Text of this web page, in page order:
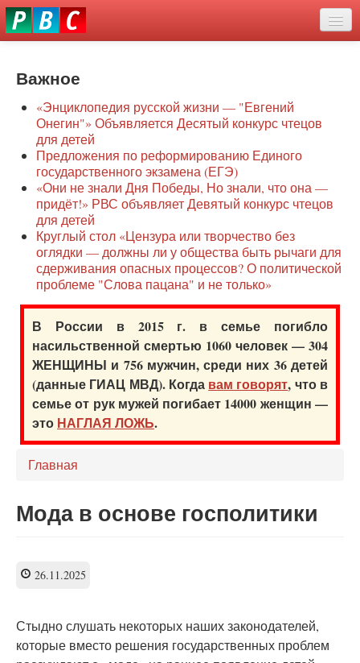
Перейти
к
О нас
Защита семей
Образование
Наше сопротивление
Регионы
Видео
Важное
«Энциклопедия русской жизни — "Евгений
Онегин"» Объявляется Десятый конкурс чтецов
для детей
Предложения по реформированию Единого
государственного экзамена (ЕГЭ)
«Они не знали Дня Победы, Но знали, что она —
придёт!» РВС объявляет Девятый конкурс чтецов
для детей
Круглый стол «Цензура или творчество без
оглядки — должны ли у общества быть рычаги для
сдерживания опасных процессов? О политической
проблеме "Слова пацана" и не только»
В России в 2015 г. в семье погибло
насильственной смертью 1060 человек — 304
ЖЕНЩИНЫ и 756 мужчин, среди них 36 детей
(данные ГИАЦ МВД). Когда вам говорят, что в
семье от рук мужей погибает 14000 женщин —
это НАГЛАЯ ЛОЖЬ.
Главная
Мода в основе госполитики
26.11.2025
Стыдно слушать некоторых наших законодателей,
которые вместо решения государственных проблем